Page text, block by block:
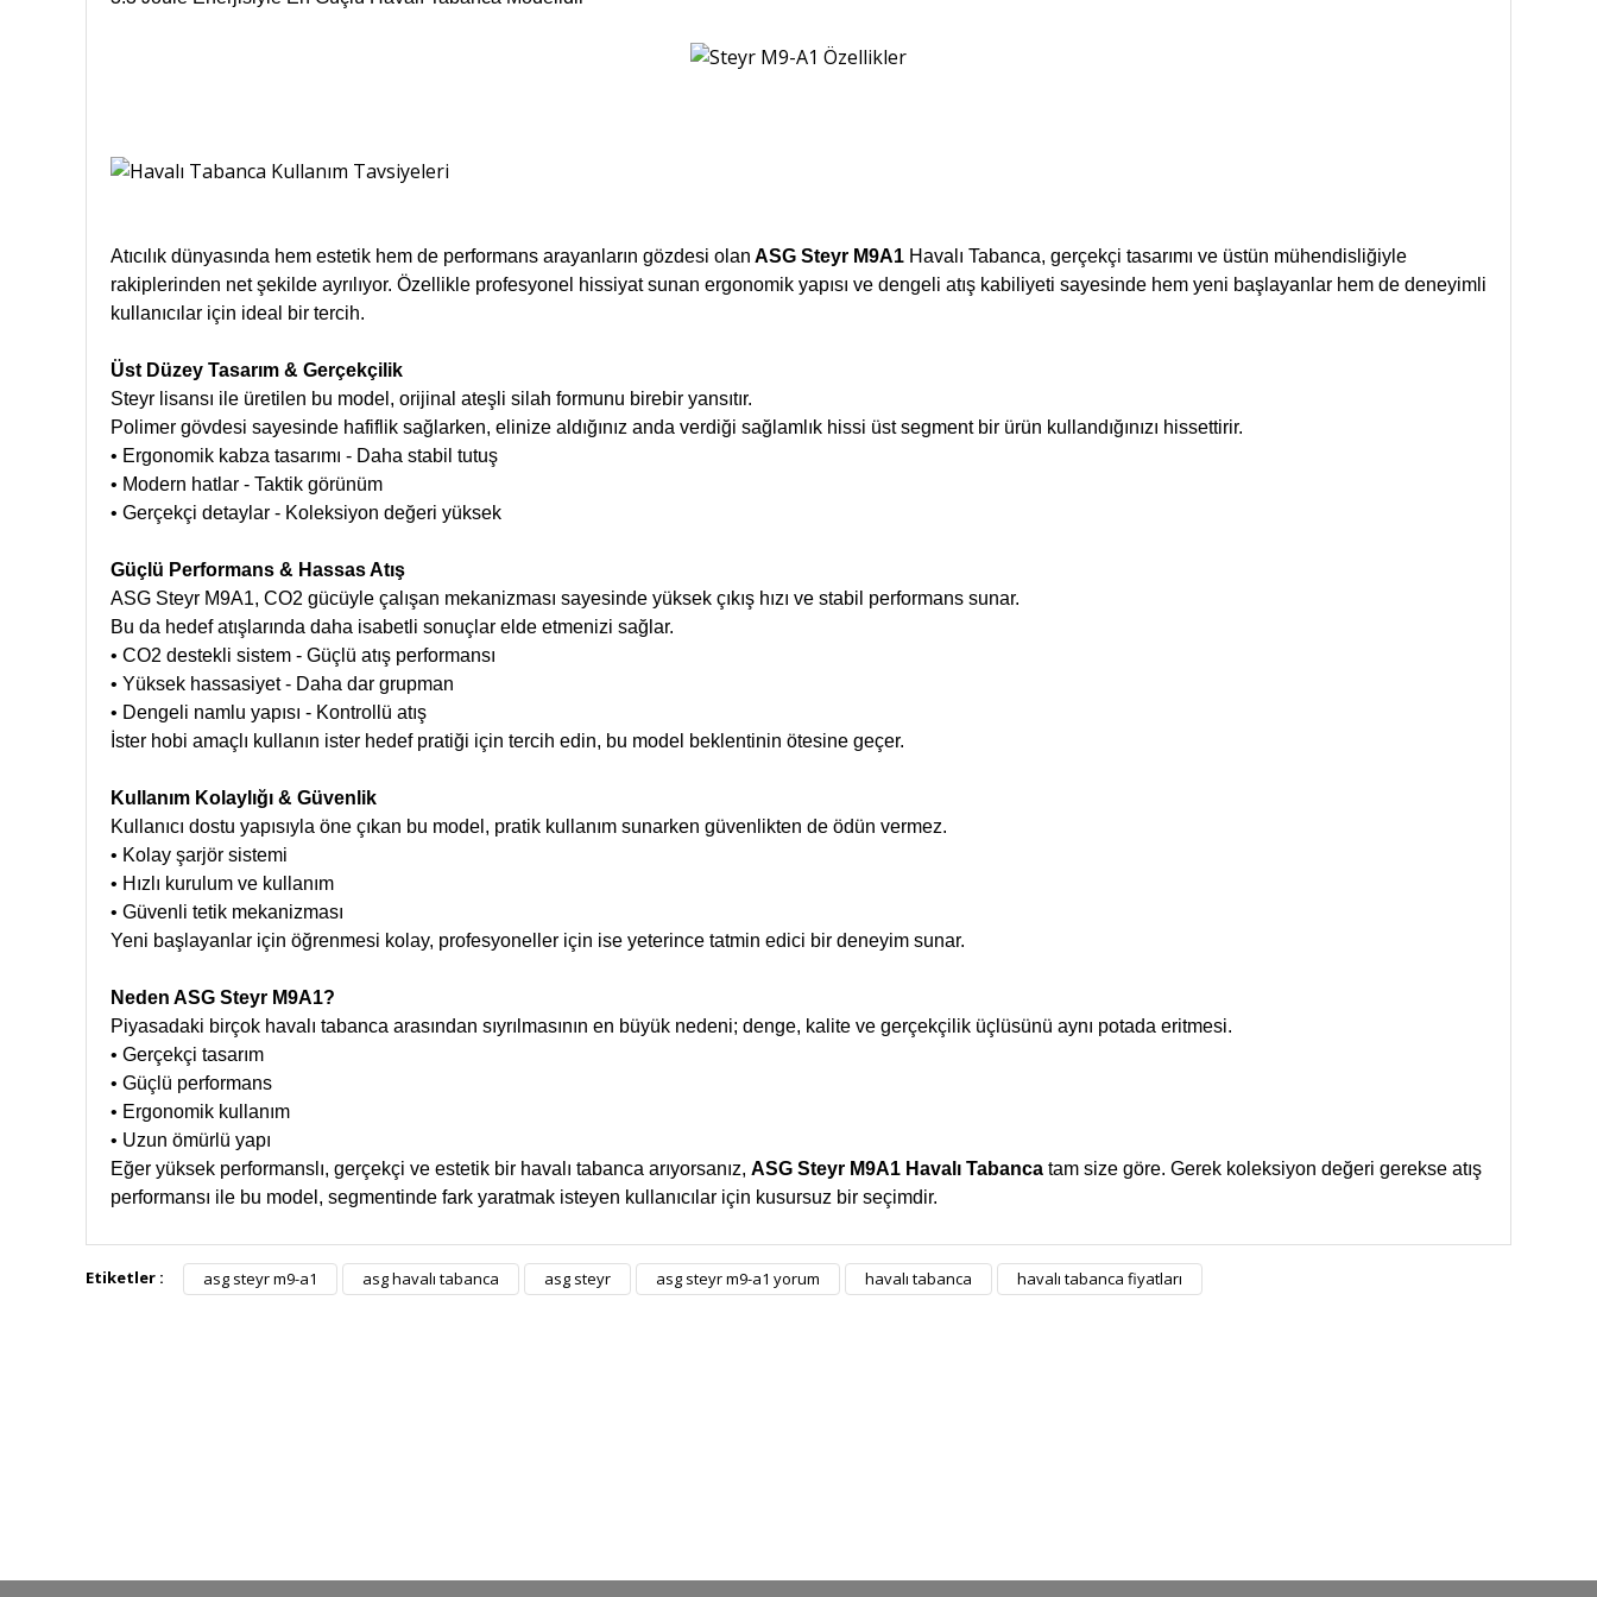
Atıcılık dünyasında hem estetik hem de performans arayanların gözdesi olan ASG Steyr M9A1 Havalı Tabanca, gerçekçi tasarımı ve üstün mühendisliğiyle
rakiplerinden net şekilde ayrılıyor. Özellikle profesyonel hissiyat sunan ergonomik yapısı ve dengeli atış kabiliyeti sayesinde hem yeni başlayanlar hem de deneyimli
kullanıcılar için ideal bir tercih.
Üst Düzey Tasarım & Gerçekçilik
Steyr lisansı ile üretilen bu model, orijinal ateşli silah formunu birebir yansıtır.
Polimer gövdesi sayesinde hafiflik sağlarken, elinize aldığınız anda verdiği sağlamlık hissi üst segment bir ürün kullandığınızı hissettirir.
• Ergonomik kabza tasarımı - Daha stabil tutuş
• Modern hatlar - Taktik görünüm
• Gerçekçi detaylar - Koleksiyon değeri yüksek
Güçlü Performans & Hassas Atış
ASG Steyr M9A1, CO2 gücüyle çalışan mekanizması sayesinde yüksek çıkış hızı ve stabil performans sunar.
Bu da hedef atışlarında daha isabetli sonuçlar elde etmenizi sağlar.
• CO2 destekli sistem - Güçlü atış performansı
• Yüksek hassasiyet - Daha dar grupman
• Dengeli namlu yapısı - Kontrollü atış
İster hobi amaçlı kullanın ister hedef pratiği için tercih edin, bu model beklentinin ötesine geçer.
Kullanım Kolaylığı & Güvenlik
Kullanıcı dostu yapısıyla öne çıkan bu model, pratik kullanım sunarken güvenlikten de ödün vermez.
• Kolay şarjör sistemi
• Hızlı kurulum ve kullanım
• Güvenli tetik mekanizması
Yeni başlayanlar için öğrenmesi kolay, profesyoneller için ise yeterince tatmin edici bir deneyim sunar.
Neden ASG Steyr M9A1?
Piyasadaki birçok havalı tabanca arasından sıyrılmasının en büyük nedeni; denge, kalite ve gerçekçilik üçlüsünü aynı potada eritmesi.
• Gerçekçi tasarım
• Güçlü performans
• Ergonomik kullanım
• Uzun ömürlü yapı
Eğer yüksek performanslı, gerçekçi ve estetik bir havalı tabanca arıyorsanız, ASG Steyr M9A1 Havalı Tabanca tam size göre. Gerek koleksiyon değeri gerekse atış
performansı ile bu model, segmentinde fark yaratmak isteyen kullanıcılar için kusursuz bir seçimdir.
Bu ürüne ilk yorumu siz yapın!
Etiketler : asg steyr m9-a1 asg havalı tabanca asg steyr asg steyr m9-a1 yorum havalı tabanca havalı tabanca fiyatları